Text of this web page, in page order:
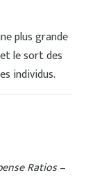
plus grande
le sort des
individus.
Ratios–